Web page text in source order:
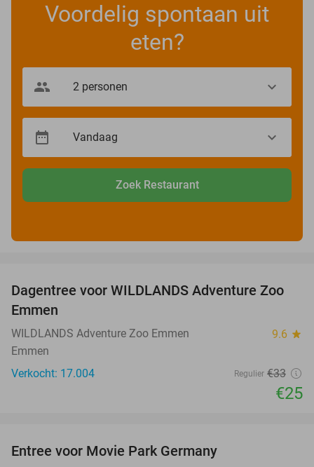
Voordelig spontaan uit
eten?
Zoek Restaurant
24%
Dagentree voor WILDLANDS Adventure Zoo
Emmen
WILDLANDS Adventure Zoo Emmen 9.6 star
Emmen
Verkocht: 17.004
Regulier €33
€25
Entree voor Movie Park Germany